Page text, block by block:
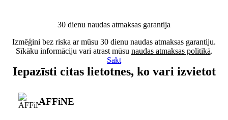
30 dienu naudas atmaksas garantija
Izmēģini bez riska ar mūsu 30 dienu naudas atmaksas garantiju.
Sīkāku informāciju vari atrast mūsu naudas atmaksas politikā.
Sākt
Iepazīsti citas lietotnes, ko vari izvietot
AFFiNE